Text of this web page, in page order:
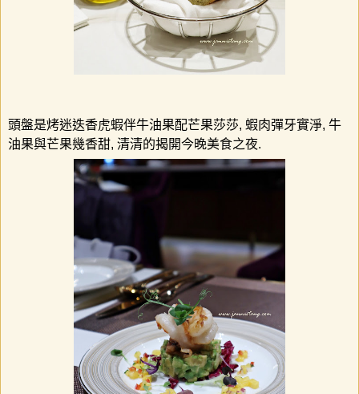
頭盤是烤迷迭香虎蝦伴牛油果配芒果莎莎, 蝦肉彈牙實淨, 牛
油果與芒果幾香甜, 清清的揭開今晚美食之夜.